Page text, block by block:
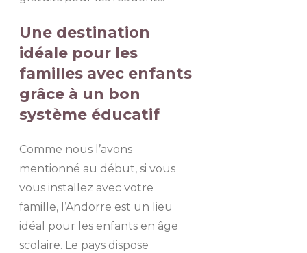
Une destination
idéale pour les
familles avec enfants
grâce à un bon
système éducatif
Comme nous l’avons
mentionné au début, si vous
vous installez avec votre
famille, l’Andorre est un lieu
idéal pour les enfants en âge
scolaire. Le pays dispose